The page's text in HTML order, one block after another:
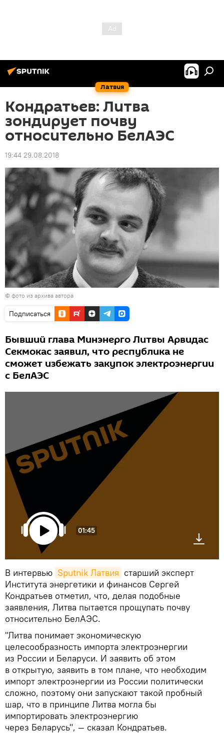
Латвия
Кондратьев: Литва
зондирует почву
относительно БелАЭС
19:44 29.08.2018
© фото из архива автора
Подписаться
Бывший глава Минэнерго Литвы Арвидас
Секмокас заявил, что республика не
сможет избежать закупок электроэнергии
с БелАЭС
01:45
В интервью Sputnik Латвия старший эксперт
Института энергетики и финансов Сергей
Кондратьев отметил, что, делая подобные
заявления, Литва пытается прощупать почву
относительно БелАЭС.
"Литва понимает экономическую
целесообразность импорта электроэнергии
из России и Беларуси. И заявить об этом
в открытую, заявить в том плане, что необходим
импорт электроэнергии из России политически
сложно, поэтому они запускают такой пробный
шар, что в принципе Литва могла бы
импортировать электроэнергию
через Беларусь", — сказал Кондратьев.